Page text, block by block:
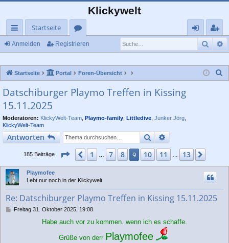
Klickywelt
ch
llz
ug
rif
f
Startseite
or
eg
rie
Anmelden Registrieren
Startseite Portal Foren-Übersicht
Datschiburger Playmo Treffen in Kissing
15.11.2025
Moderatoren: KlickyWelt-Team Playmo-family Littledive Junker Jörg
KlickyWelt-Team
Antworten SucheErweiterte Suche
185 Beiträge Seite9von13
Vorherige
1 7 8 9 10 11 13
Playmofee
Lebt nur noch in der Klickywelt
Re: Datschiburger Playmo Treffen in Kissing 15.11.2025
BFreitag 31. Oktober 2025, 19:08
Habe auch vor zu kommen. wenn ich es schaffe.
Grüße von derr Playmofee